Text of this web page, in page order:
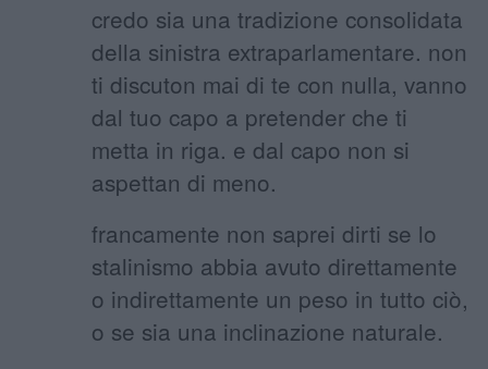
credo sia una tradizione consolidata
della sinistra extraparlamentare. non
ti discuton mai di te con nulla, vanno
dal tuo capo a pretender che ti
metta in riga. e dal capo non si
aspettan di meno.
francamente non saprei dirti se lo
stalinismo abbia avuto direttamente
o indirettamente un peso in tutto ciò,
o se sia una inclinazione naturale.